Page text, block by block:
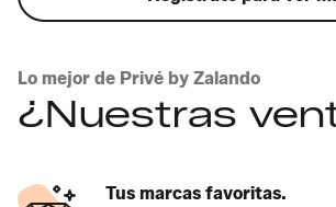
Lo mejor de Privé by Zalando
¿Nuestras
Tus marcas favoritas.